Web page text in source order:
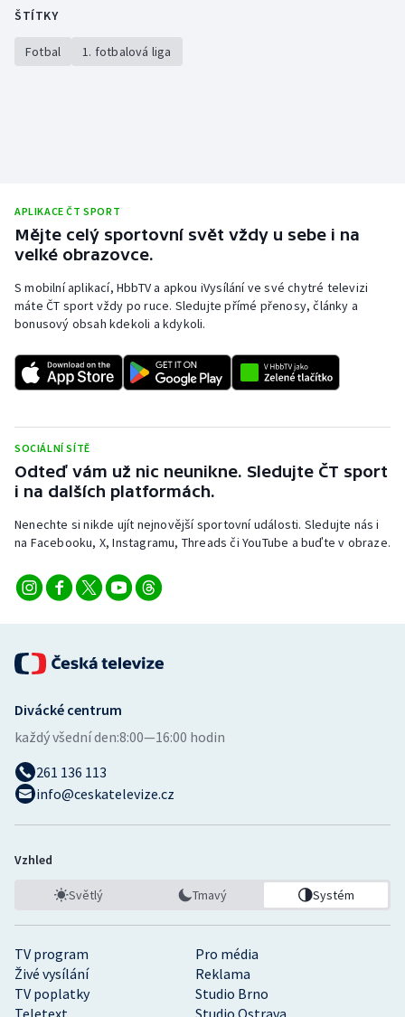
ŠTÍTKY
Fotbal 1. fotbalová liga
APLIKACE ČT SPORT
Mějte celý sportovní svět vždy u sebe i na
velké obrazovce.
S mobilní aplikací, HbbTV a apkou iVysílání ve své chytré televizi
máte ČT sport vždy po ruce. Sledujte přímé přenosy, články a
bonusový obsah kdekoli a kdykoli.
SOCIÁLNÍ SÍTĚ
Odteď vám už nic neunikne. Sledujte ČT sport
i na dalších platformách.
Nenechte si nikde ujít nejnovější sportovní události. Sledujte nás i
na Facebooku, X, Instagramu, Threads či YouTube a buďte v obraze.
TV program
Pro média
Živé vysílání
Reklama
TV poplatky
Studio Brno
Divácké centrum
každý všední den:8:00—16:00 hodin
261 136 113
info@ceskatelevize.cz
Vzhled
Světlý Tmavý Systém